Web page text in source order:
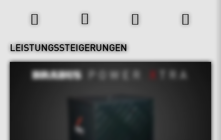
LEISTUNGSSTEIGERUNGEN